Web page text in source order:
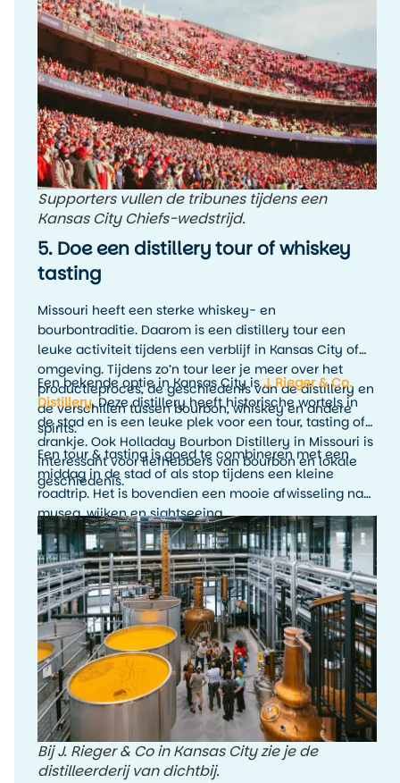
Supporters vullen de tribunes tijdens een
Kansas City Chiefs-wedstrijd.
5. Doe een distillery tour of whiskey
tasting
Missouri heeft een sterke whiskey- en
bourbontraditie. Daarom is een distillery tour een
leuke activiteit tijdens een verblijf in Kansas City of
omgeving. Tijdens zo’n tour leer je meer over het
productieproces, de geschiedenis van de distillery en
de verschillen tussen bourbon, whiskey en andere
spirits.
Een bekende optie in Kansas City isJ. Rieger & Co.
Distillery. Deze distillery heeft historische wortels in
de stad en is een leuke plek voor een tour, tasting of
drankje. Ook Holladay Bourbon Distillery in Missouri is
interessant voor liefhebbers van bourbon en lokale
geschiedenis.
Een tour & tasting is goed te combineren met een
middag in de stad of als stop tijdens een kleine
roadtrip. Het is bovendien een mooie afwisseling na
musea, wijken en sightseeing.
Bij J. Rieger & Co in Kansas City zie je de
distilleerderij van dichtbij.